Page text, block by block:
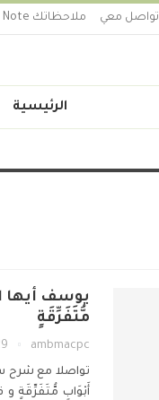
تواصل معي ملاحظاتك Note
الرئيسية
مُّتَفَرِّقَةٍ
ambmacpc
29
تواصلا مع شرح
أَبْوَابٍ مُّتَفَرِّقَةٍ و